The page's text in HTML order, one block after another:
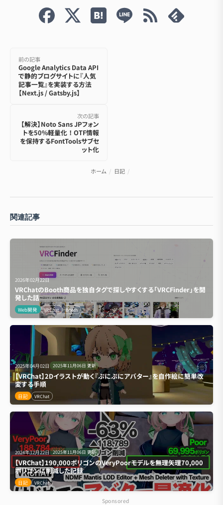
前の記事
Google Analytics Data API
で静的ブログサイトに『人気
記事一覧』を実装する方法
【Next.js / Gatsby.js】
次の記事
【解決】Noto Sans JPフォン
トを50%軽量化！OTF情報
を保持するFontToolsサブセ
ット化
ホーム / 日記 /
関連記事
2026年02月22日
VRChatのBooth商品を独自タグで探しやすくする「VRCFinder」を開
発した話
Web開発 VRChat Booth
2025年04月02日 2025年11月06日 更新
【VRChat】2Dイラストが動く『ぷにぷにアバター』を自作絵に簡単改
変する手順
日記 VRChat
2024年12月22日 2025年11月06日 更新
【VRChat】190,000ポリゴンのVeryPoorモデルを無理矢理70,000
ポリゴンに削減した記録
日記 VRChat
Sponsored